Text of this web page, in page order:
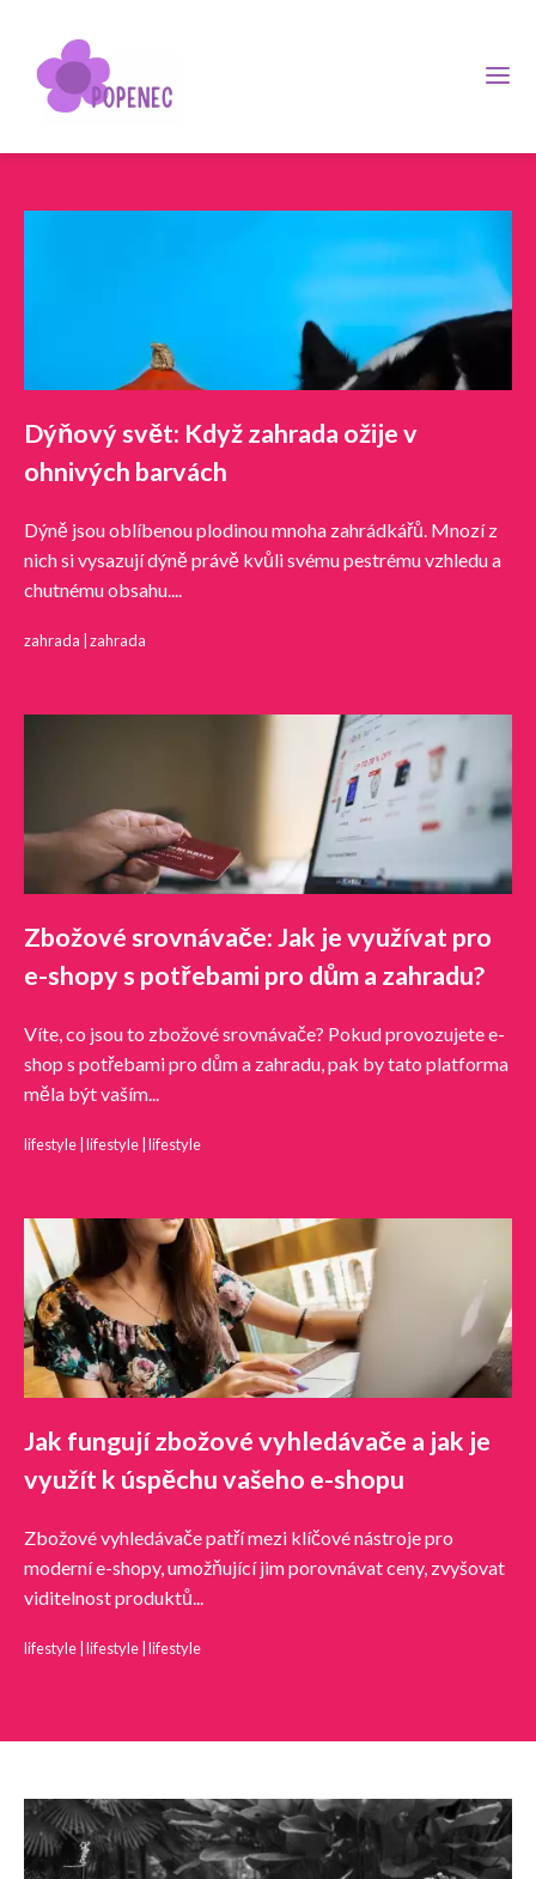
Dýňový svět: Když zahrada ožije v
ohnivých barvách
Dýně jsou oblíbenou plodinou mnoha zahrádkářů. Mnozí z
nich si vysazují dýně právě kvůli svému pestrému vzhledu a
chutnému obsahu....
zahrada zahrada
Zbožové srovnávače: Jak je využívat pro
e-shopy s potřebami pro dům a zahradu?
Víte, co jsou to zbožové srovnávače? Pokud provozujete e-
shop s potřebami pro dům a zahradu, pak by tato platforma
měla být vaším...
lifestyle lifestyle lifestyle
Jak fungují zbožové vyhledávače a jak je
využít k úspěchu vašeho e-shopu
Zbožové vyhledávače patří mezi klíčové nástroje pro
moderní e-shopy, umožňující jim porovnávat ceny, zvyšovat
viditelnost produktů...
lifestyle lifestyle lifestyle